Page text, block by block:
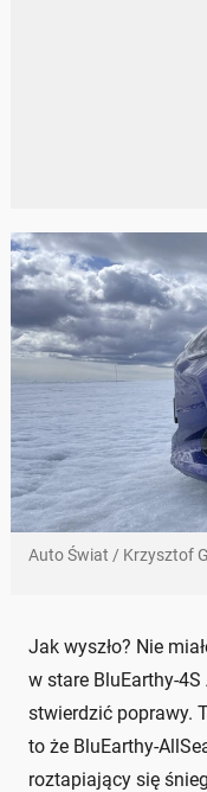
Auto Świat / Krzysztof
Jak wyszło? Nie
w stare BluEarthy-
stwierdzić poprawy.
to że BluEarthy-
roztapiający się